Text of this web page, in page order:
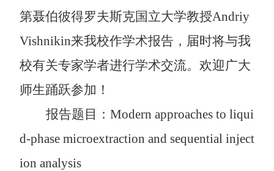
第聂伯彼得罗夫斯克国立大学教授Andriy
Vishnikin来我校作学术报告，届时将与我
校有关专家学者进行学术交流。欢迎广大
师生踊跃参加！
报告题目： Modern approaches to liqui
d-phase microextraction and sequential inject
ion analysis